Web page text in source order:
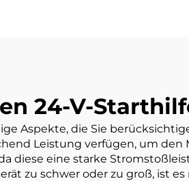
24-V-
Aspekte, die Sie
Leistung verfügen, um den
diese eine starke
zu schwer oder zu groß, ist